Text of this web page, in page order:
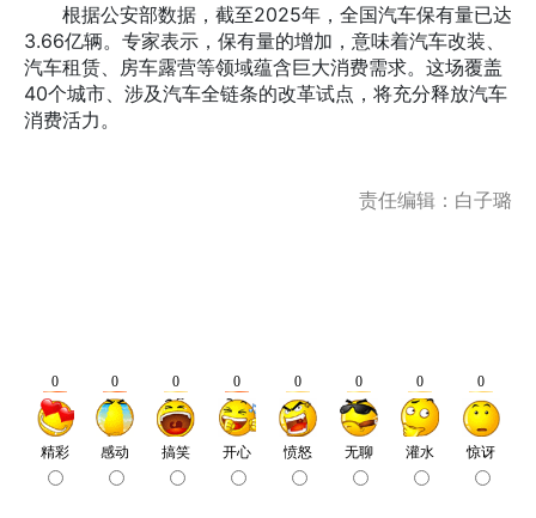
根据公安部数据，截至2025年，全国汽车保有量已达
3.66亿辆。专家表示，保有量的增加，意味着汽车改装、
汽车租赁、房车露营等领域蕴含巨大消费需求。这场覆盖
40个城市、涉及汽车全链条的改革试点，将充分释放汽车
消费活力。
责任编辑：白子璐